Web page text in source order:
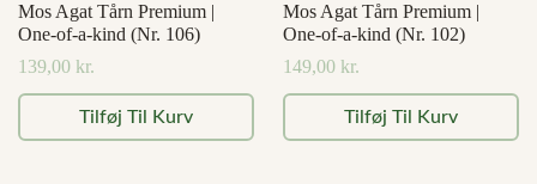
Mos Agat Tårn Premium |
One-of-a-kind (Nr. 106)
139,00 kr.
Tilføj Til Kurv
Mos Agat Tårn Premium |
One-of-a-kind (Nr. 102)
149,00 kr.
Tilføj Til Kurv